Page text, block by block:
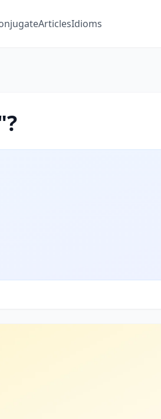
ArticlesIdioms